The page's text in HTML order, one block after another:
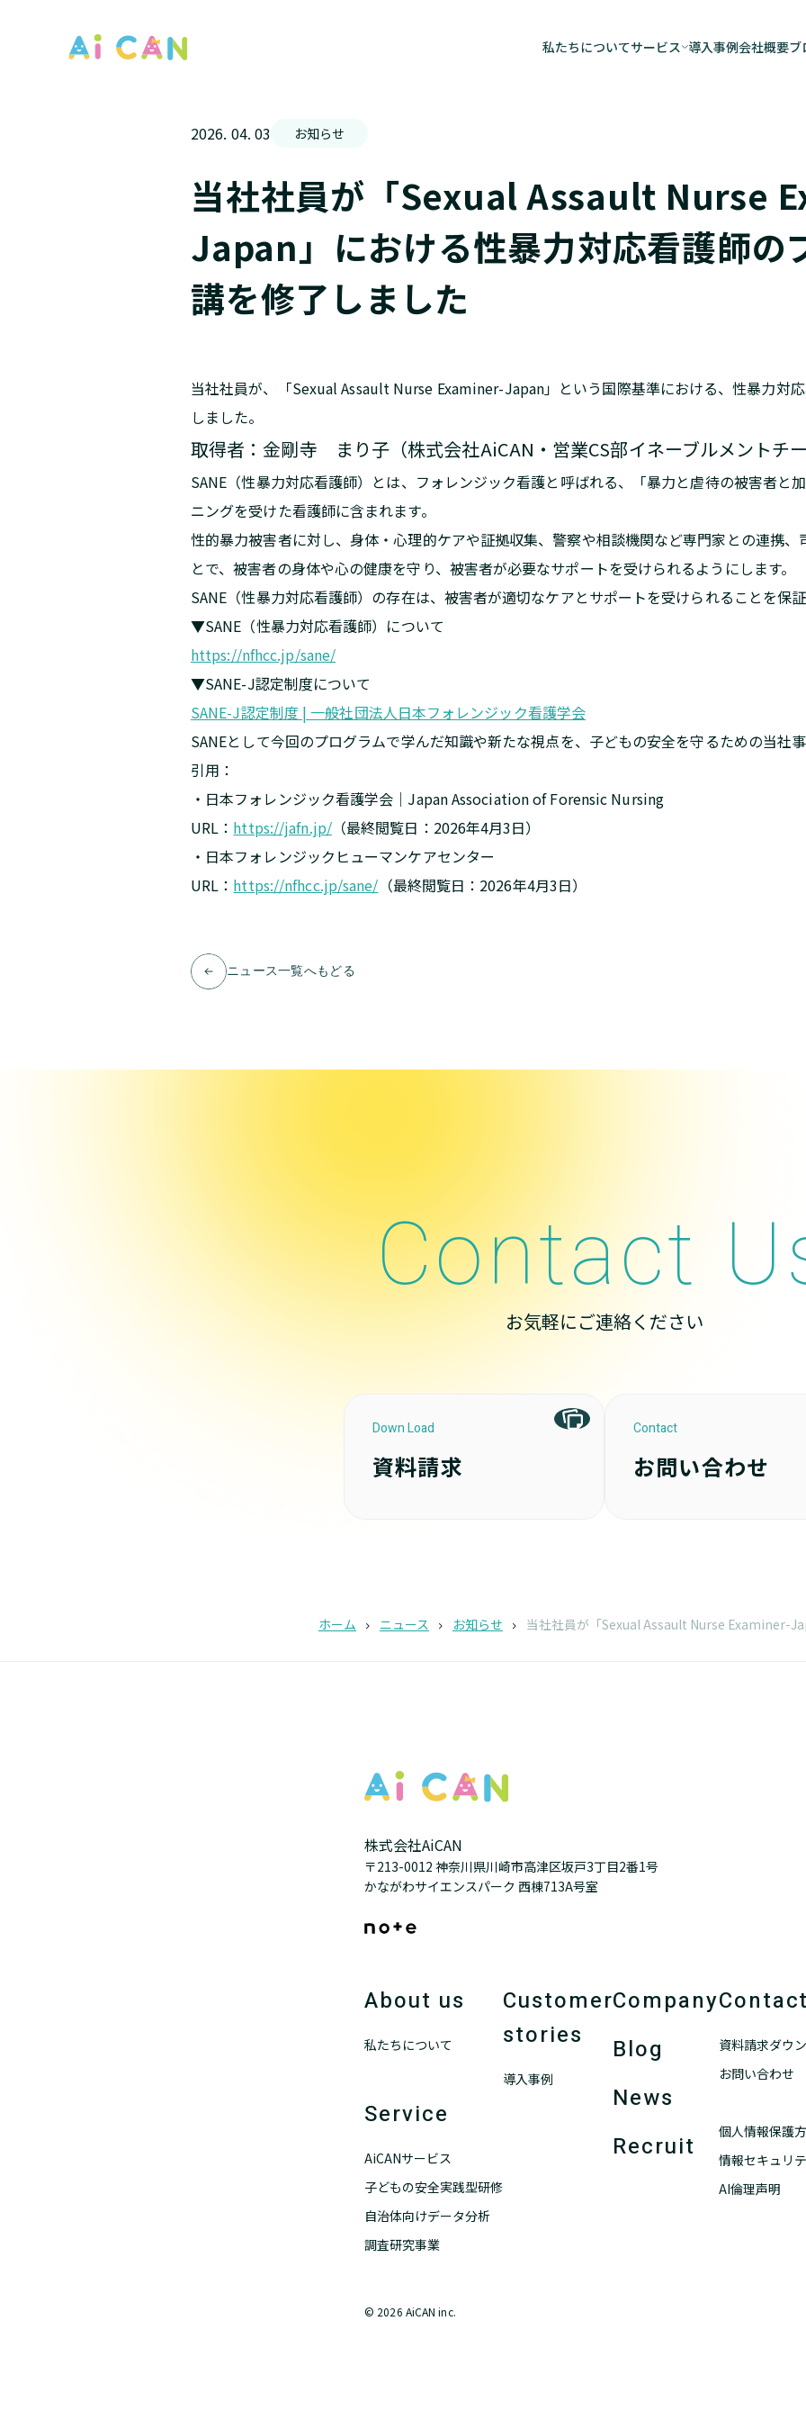
私たちについてサービス
調査研究事業
導入事例会社概要ブ
2026. 04. 03 お知らせ
当社社員が「Sexual Assault Nurse
Japan」における性暴力対応看護師の
講を修了しました
当社社員が、「Sexual Assault Nurse Examiner-Japan」という国際基準における、性暴力対
しました。
取得者：金剛寺 まり子（株式会社AiCAN・営業CS部イネーブルメントチ
SANE（性暴力対応看護師）とは、フォレンジック看護と呼ばれる、「暴力と虐待の被害者と
ニングを受けた看護師に含まれます。
性的暴力被害者に対し、身体・心理的ケアや証拠収集、警察や相談機関など専門家との連携
とで、被害者の身体や心の健康を守り、被害者が必要なサポートを受けられるようにします。
SANE（性暴力対応看護師）の存在は、被害者が適切なケアとサポートを受けられることを保
▼SANE（性暴力対応看護師）について
https://nfhcc.jp/sane/
▼SANE-J認定制度について
SANE-J認定制度 | 一般社団法人日本フォレンジック看護学会
SANEとして今回のプログラムで学んだ知識や新たな視点を、子どもの安全を守るための当社
引用：
・日本フォレンジック看護学会｜Japan Association of Forensic Nursing
URL： https://jafn.jp/（最終閲覧日：2026年4月3日）
・日本フォレンジックヒューマンケアセンター
URL： https://nfhcc.jp/sane/ （最終閲覧日：2026年4月3日）
ニュース一覧へもどる
Contact
お気軽にご連絡ください
Down Load
資料請求
Contact
お問い合わせ
ホーム ニュース お知らせ 当社社員が「Sexual Assault Nurse Examiner-
株式会社AiCAN
〒213-0012 神奈川県川崎市高津区坂戸3丁目2番1号
かながわサイエンスパーク 西棟713A号室
About us
私たちについて
Service
AiCANサービス
子どもの安全実践型研修
自治体向けデータ分析
調査研究事業
Customer
stories
導入事例
Company
Blog
News
Recruit
資料請求ダウ
お問い合わせ
個人情報保護
情報セキュリ
AI倫理声明
© 2026 AiCAN inc.